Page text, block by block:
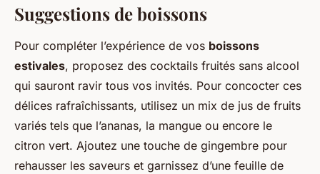
Suggestions de boissons
Pour compléter l’expérience de vos boissons
estivales, proposez des cocktails fruités sans alcool
qui sauront ravir tous vos invités. Pour concocter ces
délices rafraîchissants, utilisez un mix de jus de fruits
variés tels que l’ananas, la mangue ou encore le
citron vert. Ajoutez une touche de gingembre pour
rehausser les saveurs et garnissez d’une feuille de